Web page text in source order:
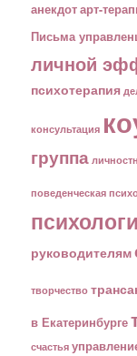
анекдотарт-
Письма
личной
психотерапия
консультация
группа
поведенческая
руководителям
творчество
в Екатеринбурге
счастья